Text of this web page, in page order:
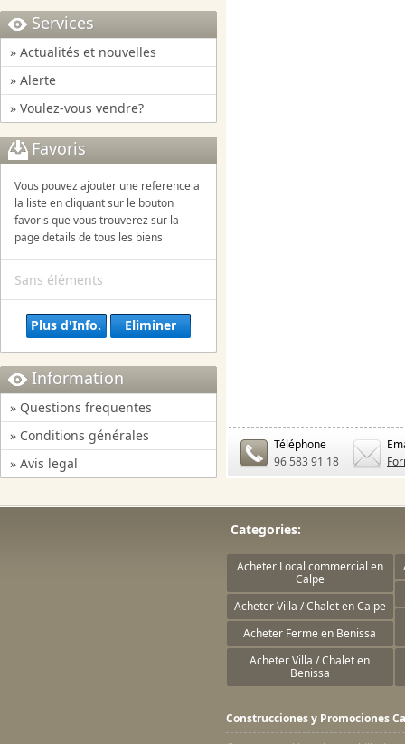
Services
» Actualités et nouvelles
» Alerte
» Voulez-vous vendre?
Favoris
Vous pouvez ajouter une reference a
la liste en cliquant sur le bouton
favoris que vous trouverez sur la
page details de tous les biens
Sans éléments
Plus d'Info. Eliminer
Information
» Questions frequentes
» Conditions générales
» Avis legal
Téléphone
96 583 91 18
Categories:
Acheter Local commercial en
Calpe
Acheter Villa / Chalet en Calpe
Acheter Ferme en Benissa
Acheter Villa / Chalet en
Benissa
Construcciones y Promociones